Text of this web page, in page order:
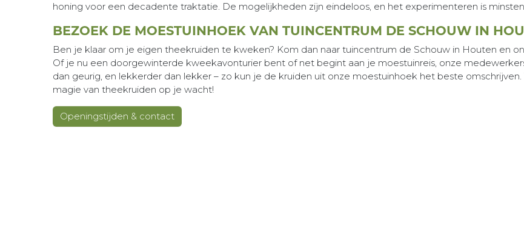
honing voor een decadente traktatie. De mogelijkheden zijn eindeloos, en het experimenteren is
BEZOEK DE MOESTUINHOEK VAN TUINCENTRUM DE SCHOUW IN
Ben je klaar om je eigen theekruiden te kweken? Kom dan naar tuincentrum de Schouw in Houten en
Of je nu een doorgewinterde kweekavonturier bent of net begint aan je moestuinreis, onze
dan geurig, en lekkerder dan lekker – zo kun je de kruiden uit onze moestuinhoek het beste
magie van theekruiden op je wacht!
Openingstijden & contact